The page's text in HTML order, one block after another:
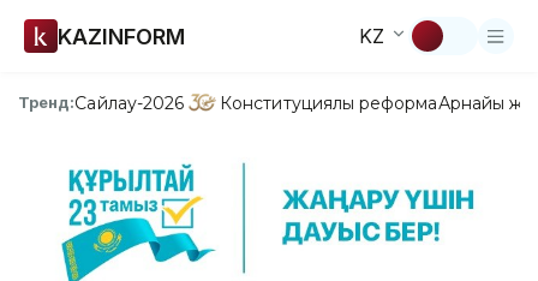
KAZINFORM KZ
Тренд:Сайлау-2026 Конституциялық реформаАрнайы